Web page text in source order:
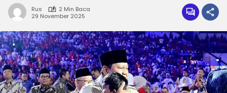
Rus
2 Min Baca
29 November 2025